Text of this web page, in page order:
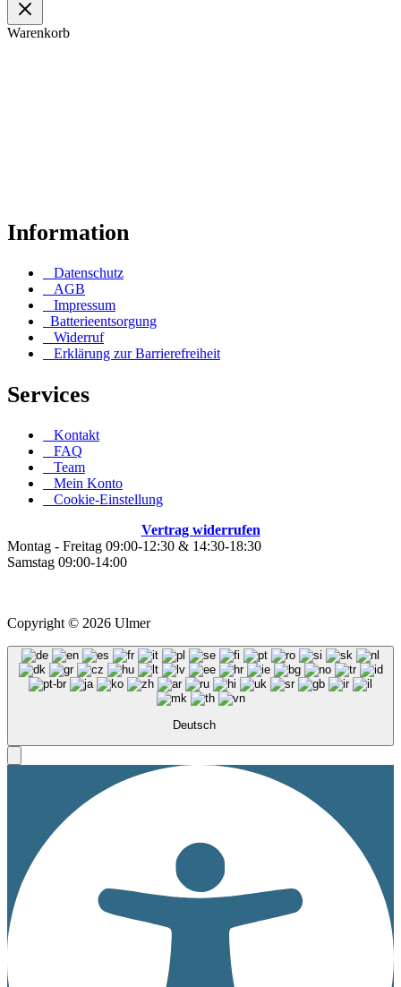
Warenkorb
Information
Datenschutz
AGB
Impressum
Batterieentsorgung
Widerruf
Erklärung zur Barrierefreiheit
Services
Kontakt
FAQ
Team
Mein Konto
Cookie-Einstellung
Vertrag widerrufen
Montag - Freitag 09:00-12:30 & 14:30-18:30
Samstag 09:00-14:00
Copyright © 2026 Ulmer
Deutsch